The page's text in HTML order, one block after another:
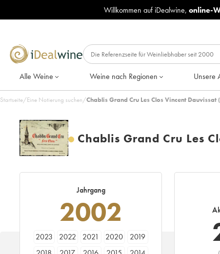
Willkommen auf iDealwine, online-
Alle Weine Weine nach Regionen Unsere
Startseite/Eine Notierung suchen/Chablis Grand Cru Les Clos Vincent
Chablis Grand Cru Les
Jahrgang
2002
2023 2022 2021 2020
2019